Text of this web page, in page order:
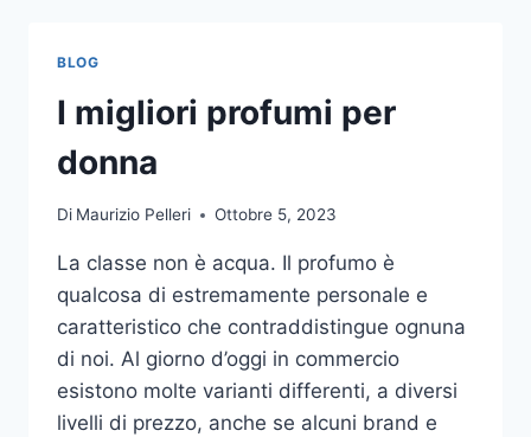
VIDEO
BLOG
I migliori profumi per
donna
Di Maurizio Pelleri Ottobre 5, 2023
La classe non è acqua. Il profumo è
qualcosa di estremamente personale e
caratteristico che contraddistingue ognuna
di noi. Al giorno d’oggi in commercio
esistono molte varianti differenti, a diversi
livelli di prezzo, anche se alcuni brand e